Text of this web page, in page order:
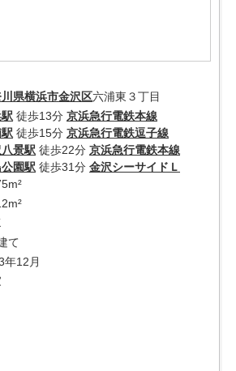
県横浜市金沢区六浦東３丁目
徒歩13分 京浜急行電鉄本線
徒歩15分 京浜急行電鉄逗子線
景駅 徒歩22分 京浜急行電鉄本線
園駅 徒歩31分 金沢シーサイドＬ
て
年12月